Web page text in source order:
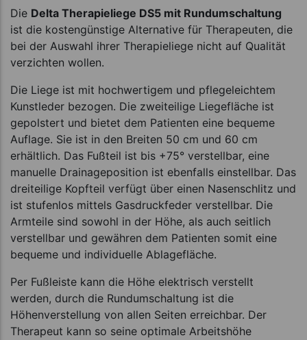
Die Delta Therapieliege DS5 mit Rundumschaltung
ist die kostengünstige Alternative für Therapeuten, die
bei der Auswahl ihrer Therapieliege nicht auf Qualität
verzichten wollen.
Die Liege ist mit hochwertigem und pflegeleichtem
Kunstleder bezogen. Die zweiteilige Liegefläche ist
gepolstert und bietet dem Patienten eine bequeme
Auflage. Sie ist in den Breiten 50 cm und 60 cm
erhältlich. Das Fußteil ist bis +75° verstellbar, eine
manuelle Drainageposition ist ebenfalls einstellbar. Das
dreiteilige Kopfteil verfügt über einen Nasenschlitz und
ist stufenlos mittels Gasdruckfeder verstellbar. Die
Armteile sind sowohl in der Höhe, als auch seitlich
verstellbar und gewähren dem Patienten somit eine
bequeme und individuelle Ablagefläche.
Per Fußleiste kann die Höhe elektrisch verstellt
werden, durch die Rundumschaltung ist die
Höhenverstellung von allen Seiten erreichbar. Der
Therapeut kann so seine optimale Arbeitshöhe